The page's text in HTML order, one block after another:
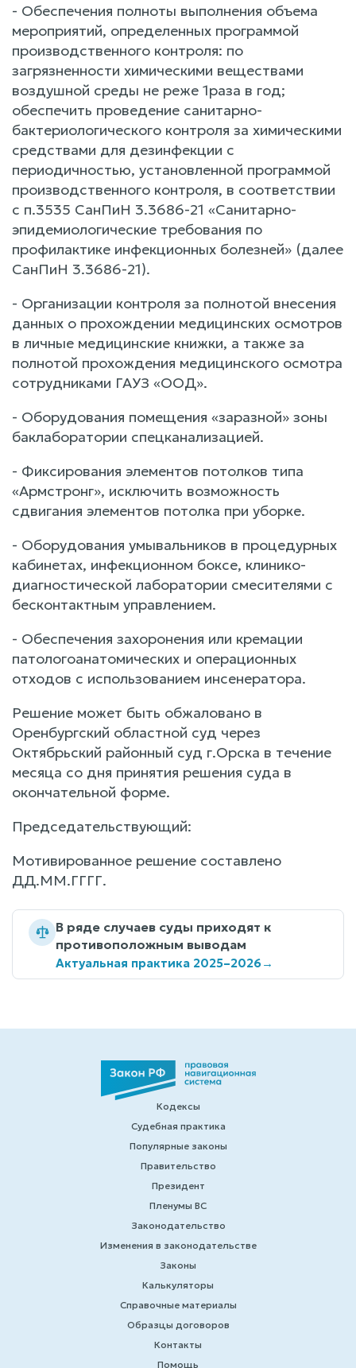
- Обеспечения полноты выполнения объема
мероприятий, определенных программой
производственного контроля: по
загрязненности химическими веществами
воздушной среды не реже 1раза в год;
обеспечить проведение санитарно-
бактериологического контроля за химическими
средствами для дезинфекции с
периодичностью, установленной программой
производственного контроля, в соответствии
с п.3535 СанПиН 3.3686-21 «Санитарно-
эпидемиологические требования по
профилактике инфекционных болезней» (далее
СанПиН 3.3686-21).
- Организации контроля за полнотой внесения
данных о прохождении медицинских осмотров
в личные медицинские книжки, а также за
полнотой прохождения медицинского осмотра
сотрудниками ГАУЗ «ООД».
- Оборудования помещения «заразной» зоны
баклаборатории спецканализацией.
- Фиксирования элементов потолков типа
«Армстронг», исключить возможность
сдвигания элементов потолка при уборке.
- Оборудования умывальников в процедурных
кабинетах, инфекционном боксе, клинико-
диагностической лаборатории смесителями с
бесконтактным управлением.
- Обеспечения захоронения или кремации
патологоанатомических и операционных
отходов с использованием инсенератора.
Решение может быть обжаловано в
Оренбургский областной суд через
Октябрьский районный суд г.Орска в течение
месяца со дня принятия решения суда в
окончательной форме.
Председательствующий:
Мотивированное решение составлено
ДД.ММ.ГГГГ.
В ряде случаев суды приходят к
противоположным выводам
Актуальная практика 2025–2026→
Кодексы
Судебная практика
Популярные законы
Правительство
Президент
Пленумы ВС
Законодательство
Изменения в законодательстве
Законы
Калькуляторы
Справочные материалы
Образцы договоров
Контакты
Помощь